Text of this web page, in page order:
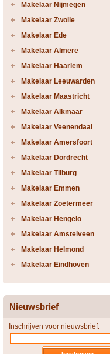
Makelaar Nijmegen
Makelaar Zwolle
Makelaar Ede
Makelaar Almere
Makelaar Haarlem
Makelaar Leeuwarden
Makelaar Maastricht
Makelaar Alkmaar
Makelaar Veenendaal
Makelaar Amersfoort
Makelaar Dordrecht
Makelaar Tilburg
Makelaar Emmen
Makelaar Zoetermeer
Makelaar Hengelo
Makelaar Amstelveen
Makelaar Helmond
Makelaar Eindhoven
Nieuwsbrief
Inschrijven voor nieuwsbrief: